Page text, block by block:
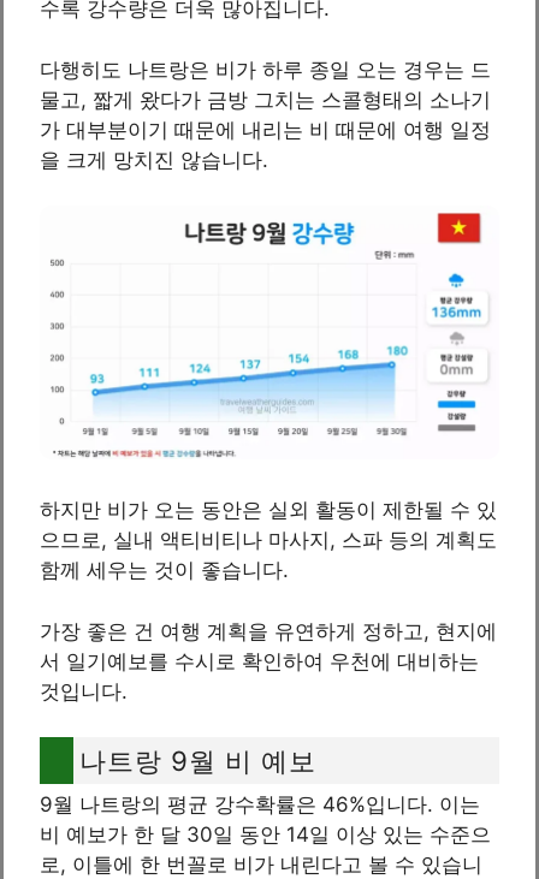
수록 강수량은 더욱 많아집니다.
다행히도 나트랑은 비가 하루 종일 오는 경우는 드
물고, 짧게 왔다가 금방 그치는 스콜형태의 소나기
가 대부분이기 때문에 내리는 비 때문에 여행 일정
을 크게 망치진 않습니다.
하지만 비가 오는 동안은 실외 활동이 제한될 수 있
으므로, 실내 액티비티나 마사지, 스파 등의 계획도
함께 세우는 것이 좋습니다.
가장 좋은 건 여행 계획을 유연하게 정하고, 현지에
서 일기예보를 수시로 확인하여 우천에 대비하는
것입니다.
나트랑 9월 비 예보
9월 나트랑의 평균 강수확률은 46%입니다. 이는
비 예보가 한 달 30일 동안 14일 이상 있는 수준으
로, 이틀에 한 번꼴로 비가 내린다고 볼 수 있습니